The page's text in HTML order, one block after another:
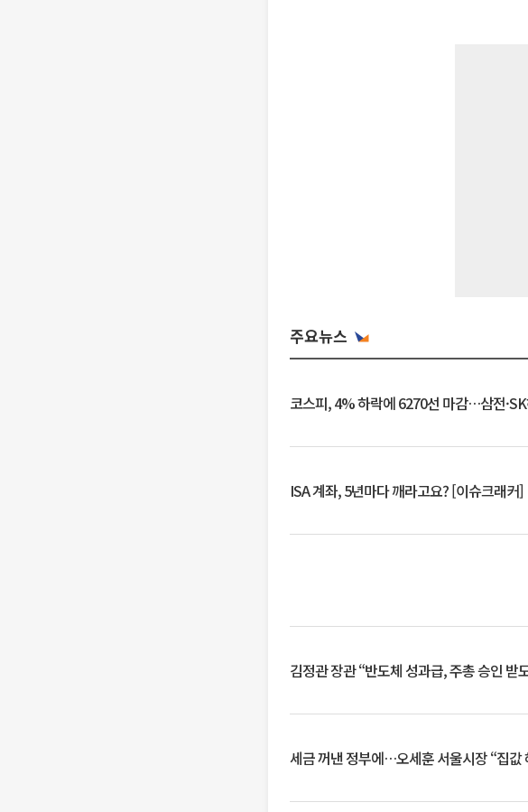
주요뉴스
코스피, 4% 하락에 6270선 마감…삼전
ISA 계좌, 5년마다 깨라고요? [이슈크래커]
김정관 장관 “반도체 성과급, 주총 승인
세금 꺼낸 정부에…오세훈 서울시장 “집값